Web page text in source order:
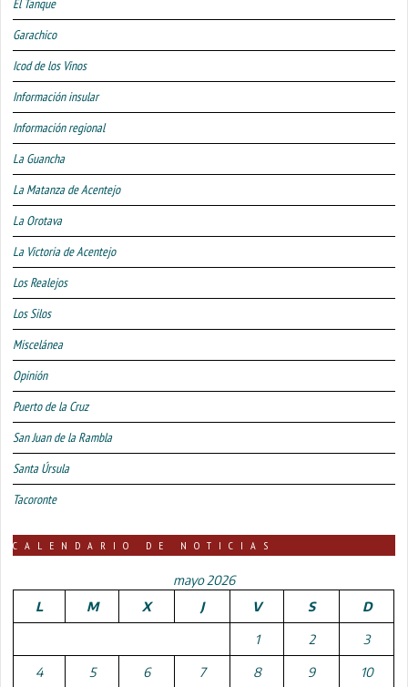
El Tanque
Garachico
Icod de los Vinos
Información insular
Información regional
La Guancha
La Matanza de Acentejo
La Orotava
La Victoria de Acentejo
Los Realejos
Los Silos
Miscelánea
Opinión
Puerto de la Cruz
San Juan de la Rambla
Santa Úrsula
Tacoronte
CALENDARIO DE NOTICIAS
mayo 2026
L
M X J V S D
1 2 3
4 5 6 7 8 9 10